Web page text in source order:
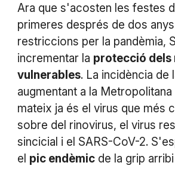
Ara que s'acosten les festes
primeres després de dos
restriccions per la pandèmia,
incrementar la protecció dels
vulnerables. La incidència de
augmentant a la
mateix ja és el virus que més
sobre del rinovirus, el virus
sincicial i el SARS-CoV-2.
el pic endèmicde la grip